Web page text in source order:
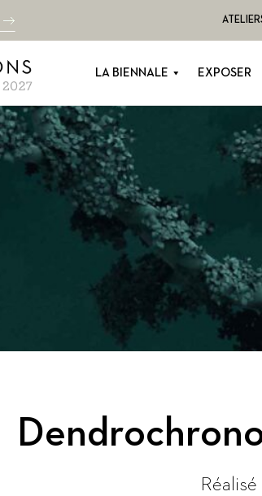
LA BIENNALE EXPOSER
Réalisé